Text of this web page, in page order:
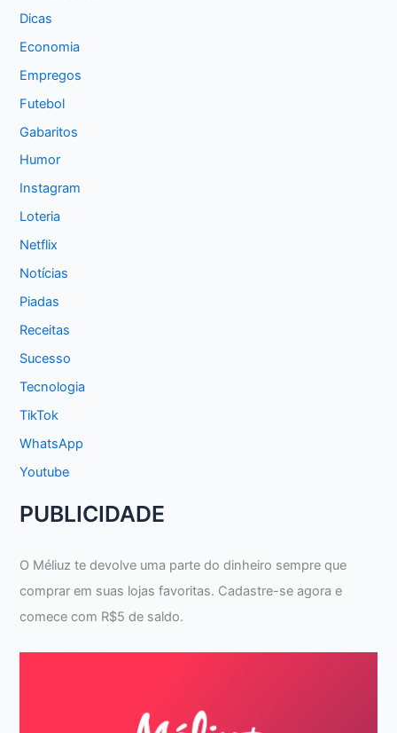
Dicas
Economia
Empregos
Futebol
Gabaritos
Humor
Instagram
Loteria
Netflix
Notícias
Piadas
Receitas
Sucesso
Tecnologia
TikTok
WhatsApp
Youtube
PUBLICIDADE
O Méliuz te devolve uma parte do dinheiro sempre que
comprar em suas lojas favoritas. Cadastre-se agora e
comece com R$5 de saldo.